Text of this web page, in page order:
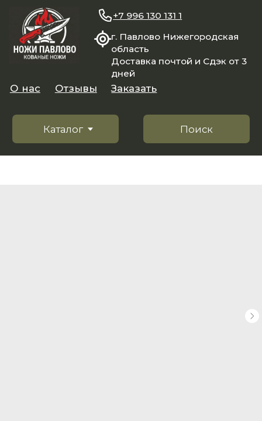
область
Доставка почтой и Сдэк от 3
Поиск
Каталог
Заказать
+7 996 130 131 1